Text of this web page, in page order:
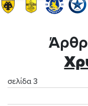
σελίδα 3